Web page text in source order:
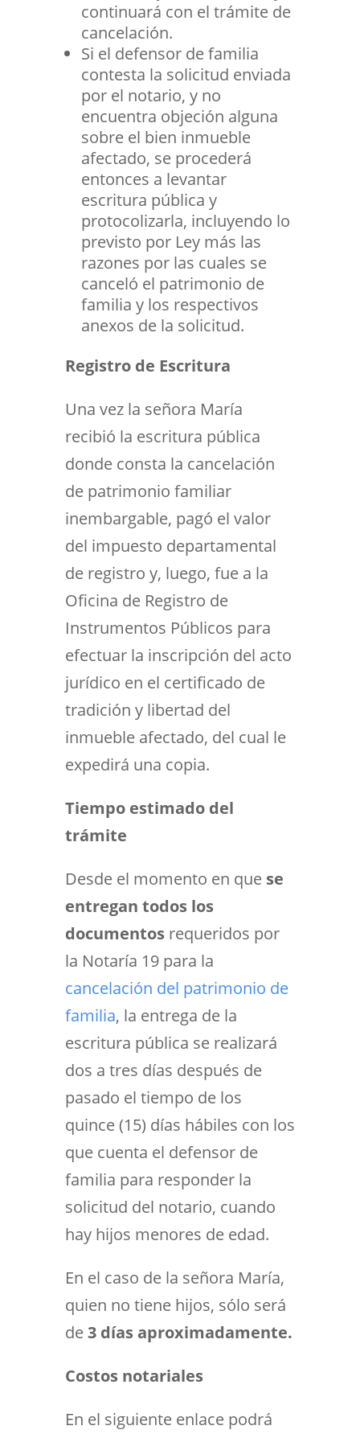
continuará con el trámite de
cancelación.
Si el defensor de familia
contesta la solicitud enviada
por el notario, y no
encuentra objeción alguna
sobre el bien inmueble
afectado, se procederá
entonces a levantar
escritura pública y
protocolizarla, incluyendo lo
previsto por Ley más las
razones por las cuales se
canceló el patrimonio de
familia y los respectivos
anexos de la solicitud.
Registro de Escritura
Una vez la señora María
recibió la escritura pública
donde consta la cancelación
de patrimonio familiar
inembargable, pagó el valor
del impuesto departamental
de registro y, luego, fue a la
Oficina de Registro de
Instrumentos Públicos para
efectuar la inscripción del acto
jurídico en el certificado de
tradición y libertad del
inmueble afectado, del cual le
expedirá una copia.
Tiempo estimado del
trámite
Desde el momento en que se
entregan todos los
documentosrequeridos por
la Notaría 19 para la
cancelación del patrimonio de
familia, la entrega de la
escritura pública se realizará
dos a tres días después de
pasado el tiempo de los
quince (15) días hábiles con los
que cuenta el defensor de
familia para responder la
solicitud del notario, cuando
hay hijos menores de edad.
En el caso de la señora María,
quien no tiene hijos, sólo será
de3 días aproximadamente.
Costos notariales
En el siguiente enlace podrá